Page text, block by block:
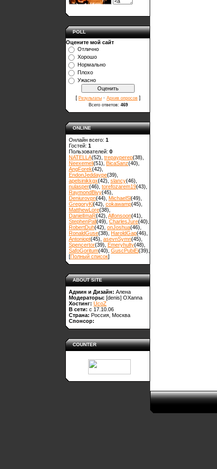
POLL
Оцените мой сайт
Отлично
Хорошо
Нормально
Плохо
Ужасно
[ Результаты · Архив опросов ]
Всего ответов: 469
ONLINE
Онлайн всего: 1
Гостей: 1
Пользователей: 0
NATELLA(52) trepayperep(38)
Neexemeli(51) BicaSanz(40)
AngForek(42)
EndonJeddaype(39)
apelsinikkgx(42) slancy(46)
nulasper(46) torefozarem19(43)
RaymondBivy(45)
Deniurovpn(44) MichaelSl(49)
GregoryKl(42) cokawamp(45)
MatthewLore(38)
DanielImaR(42) Alfonsoon(41)
StephenPall(49) CharlesJure(40)
RobertDuh(42) onJoshua(46)
RonaldGuse(38) HaroldGap(46)
Antoniopt(45) asevnSymn(45)
Spencertor(39) Emeryhulty(48)
SafoGoritum(40) GuscPubiEi(39)
[Полный список]
ABOUT SITE
Админ и Дизайн: Алена
Модераторы: [denis] OXanna
Хостинг: UcoZ
В сети: с 17.10.06
Страна: Россия, Москва
Спонсор:
COUNTER